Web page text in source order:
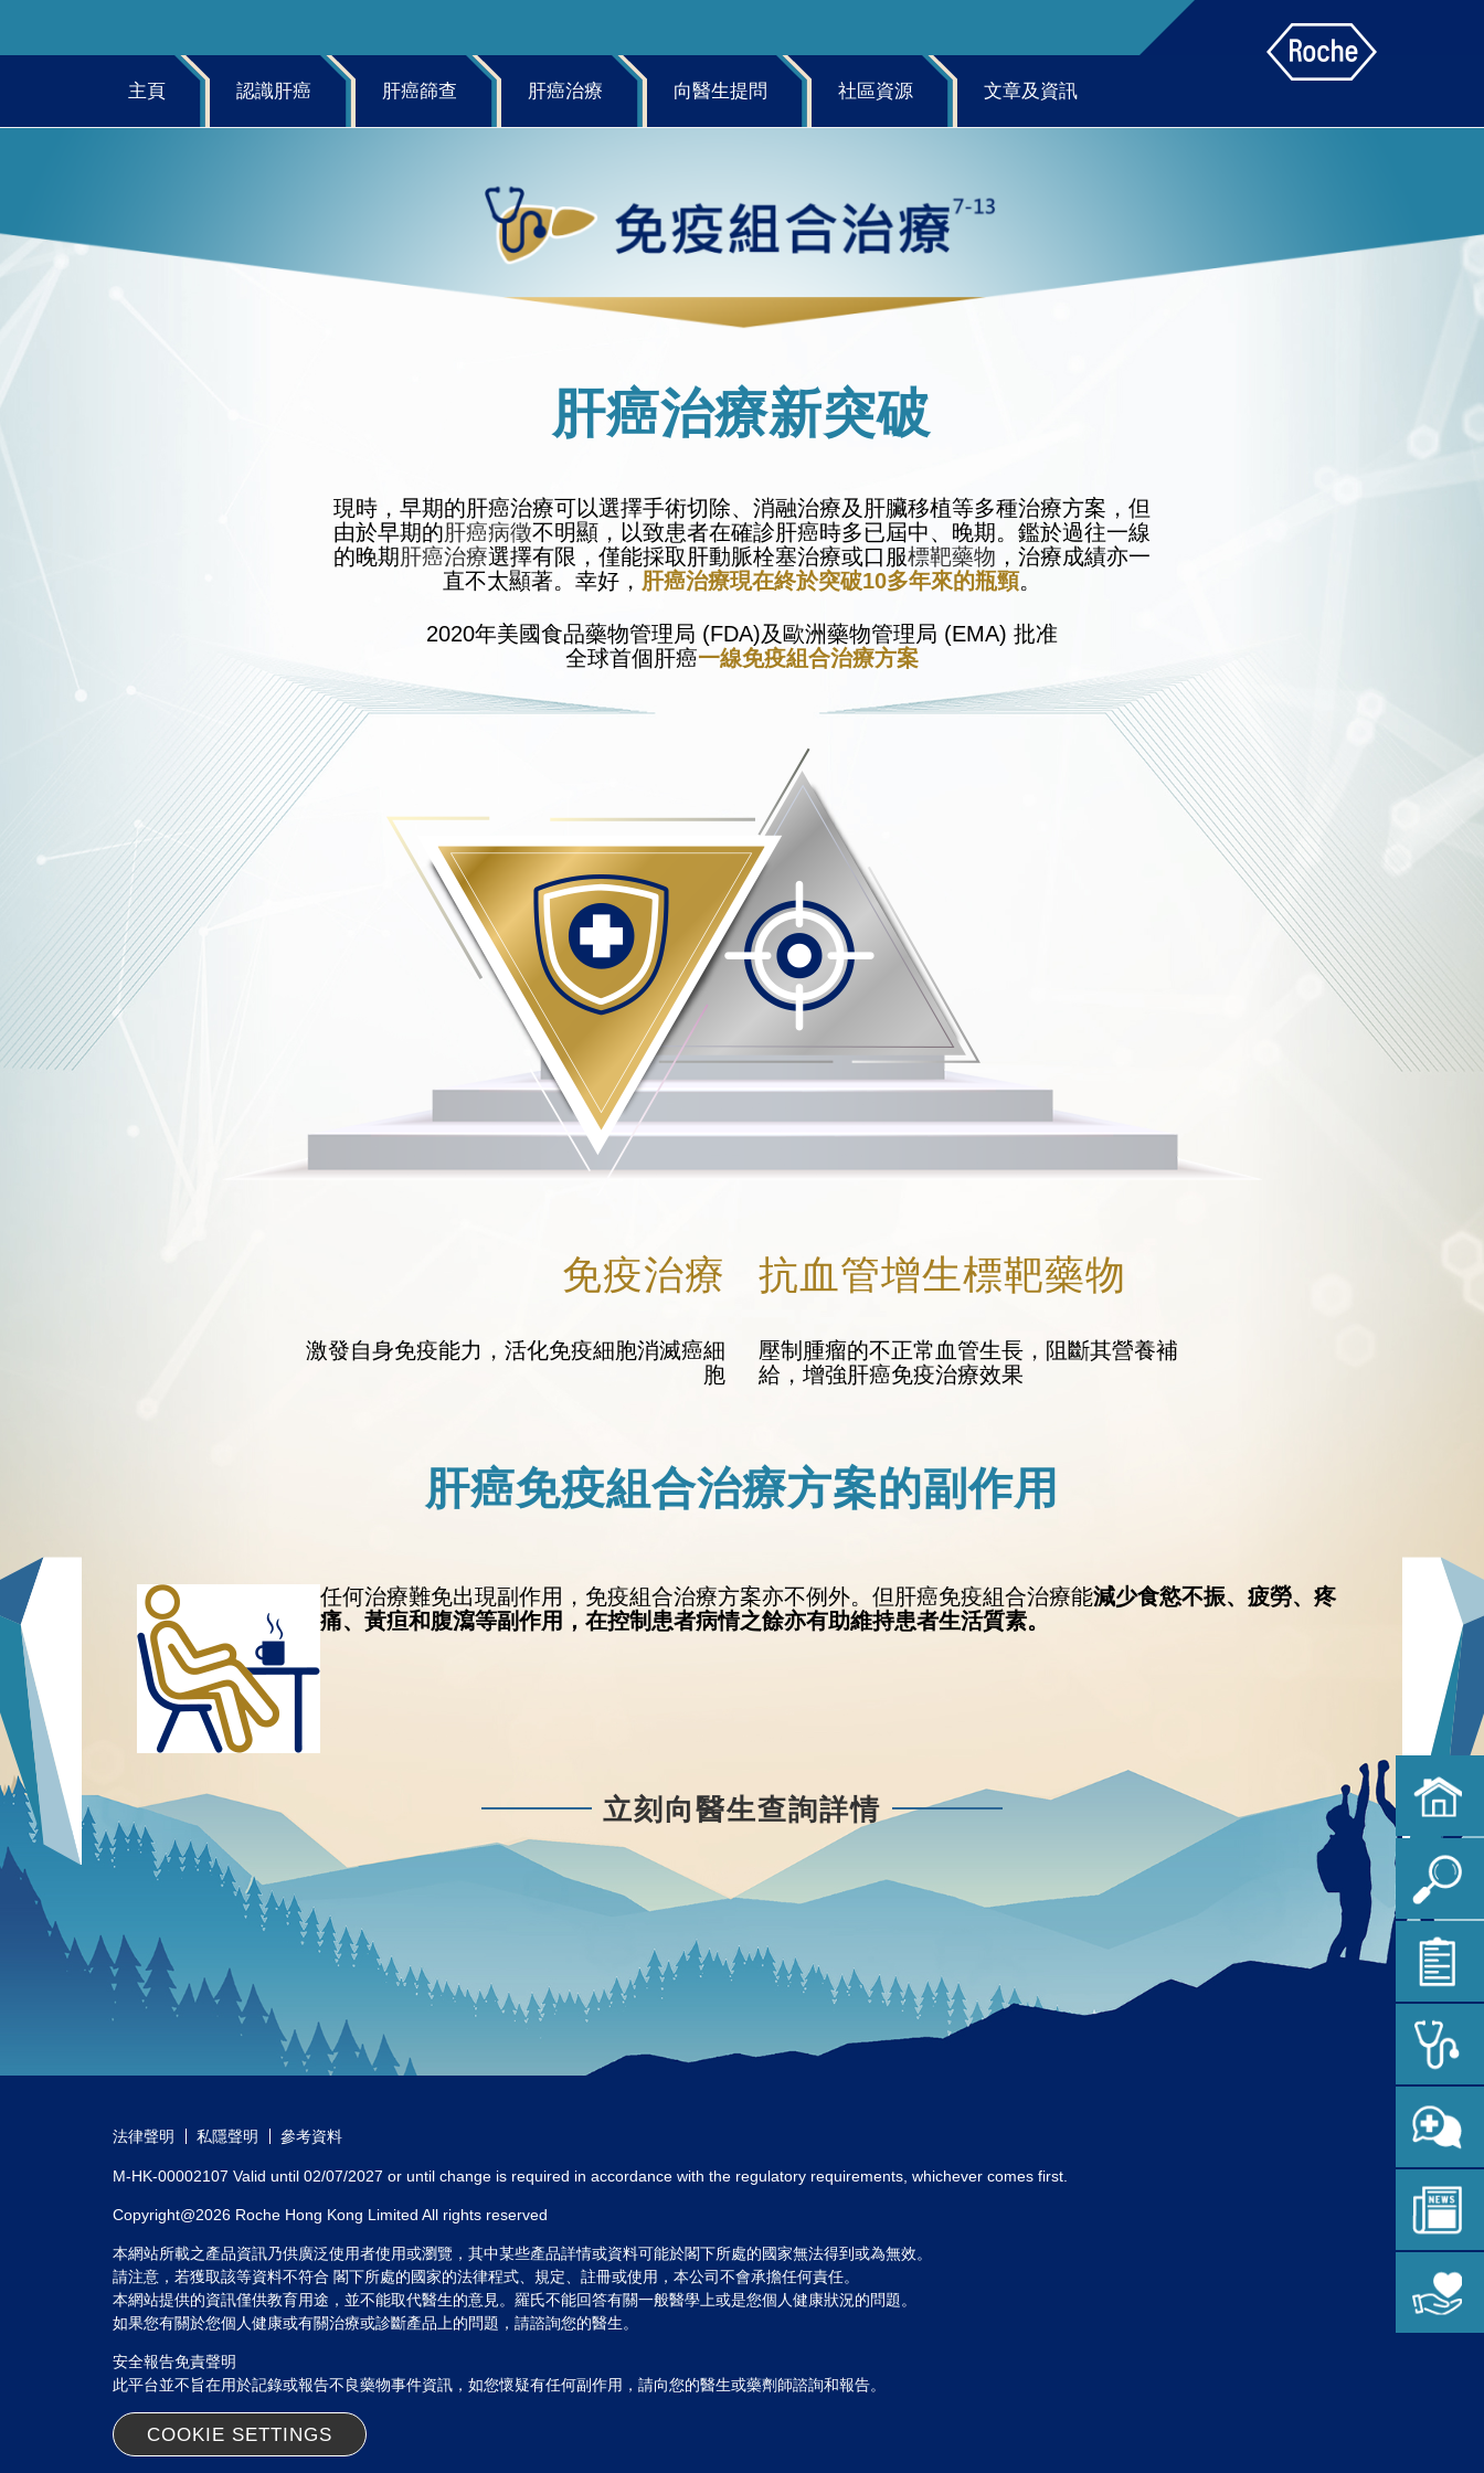
主頁 認識肝癌 肝癌篩查 肝癌治療 向醫生提問 社區資源 文章及資訊
肝癌治療新突破
現時，早期的肝癌治療可以選擇手術切除、消融治療及肝臟移植等多種治療方案，但
由於早期的肝癌病徵不明顯，以致患者在確診肝癌時多已屆中、晚期。鑑於過往一線
的晚期肝癌治療選擇有限，僅能採取肝動脈栓塞治療或口服標靶藥物 ，治療成績亦一
直不太顯著。幸好， 肝癌治療現在終於突破10多年來的瓶頸。
2020年美國食品藥物管理局 (FDA)及歐洲藥物管理局 (EMA) 批准
全球首個肝癌一線免疫組合治療方案
免疫治療
激發自身免疫能力，活化免疫細胞消滅癌細
胞
抗血管增生標靶藥物
壓制腫瘤的不正常血管生長，阻斷其營養補
給，增強肝癌免疫治療效果
肝癌免疫組合治療方案的副作用
任何治療難免出現副作用，免疫組合治療方案亦不例外。但肝癌免疫組合治療能減少食慾不振、疲勞、疼
痛、黃疸和腹瀉等副作用，在控制患者病情之餘亦有助維持患者生活質素。
立刻向醫生查詢詳情
M-HK-00002107 Valid until 02/07/2027 or until change is required in accordance with the regulatory requirements, whichever comes first.
Copyright@2026 Roche Hong Kong Limited All rights reserved
本網站所載之產品資訊乃供廣泛使用者使用或瀏覽，其中某些產品詳情或資料可能於閣下所處的國家無法得到或為無效。
請注意，若獲取該等資料不符合 閣下所處的國家的法律程式、規定、註冊或使用，本公司不會承擔任何責任。
本網站提供的資訊僅供教育用途，並不能取代醫生的意見。羅氏不能回答有關一般醫學上或是您個人健康狀況的問題。
如果您有關於您個人健康或有關治療或診斷產品上的問題，請諮詢您的醫生。
安全報告免責聲明
此平台並不旨在用於記錄或報告不良藥物事件資訊，如您懷疑有任何副作用，請向您的醫生或藥劑師諮詢和報告。
COOKIE SETTINGS
法律聲明 私隱聲明 參考資料